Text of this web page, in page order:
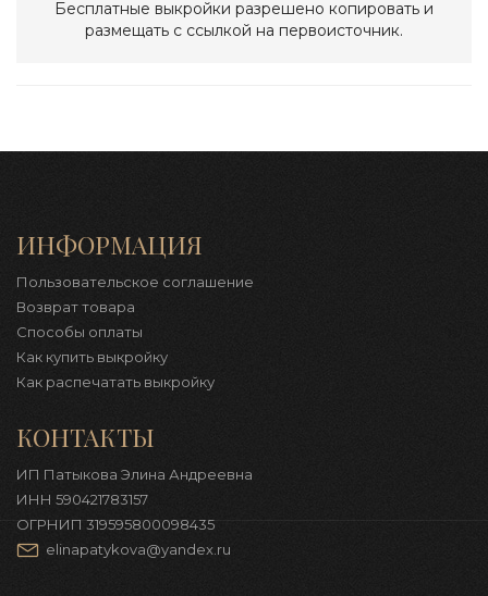
Бесплатные выкройки разрешено копировать и
размещать с ссылкой на первоисточник.
ИНФОРМАЦИЯ
Пользовательское соглашение
Возврат товара
Способы оплаты
Как купить выкройку
Как распечатать выкройку
КОНТАКТЫ
ИП Патыкова Элина Андреевна
ИНН 590421783157
ОГРНИП 319595800098435
elinapatykova@yandex.ru